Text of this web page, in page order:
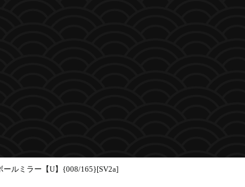
ールミラー【U】{008/165}[SV2a]